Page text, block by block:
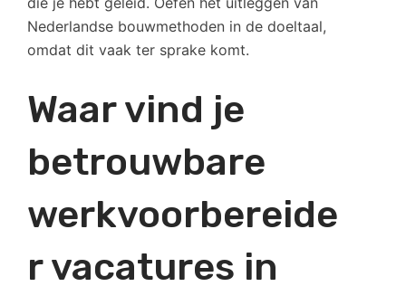
Nederlandse bouwmethoden in de doeltaal,
omdat dit vaak ter sprake komt.
Waar vind je
betrouwbare
werkvoorbereide
r vacatures in